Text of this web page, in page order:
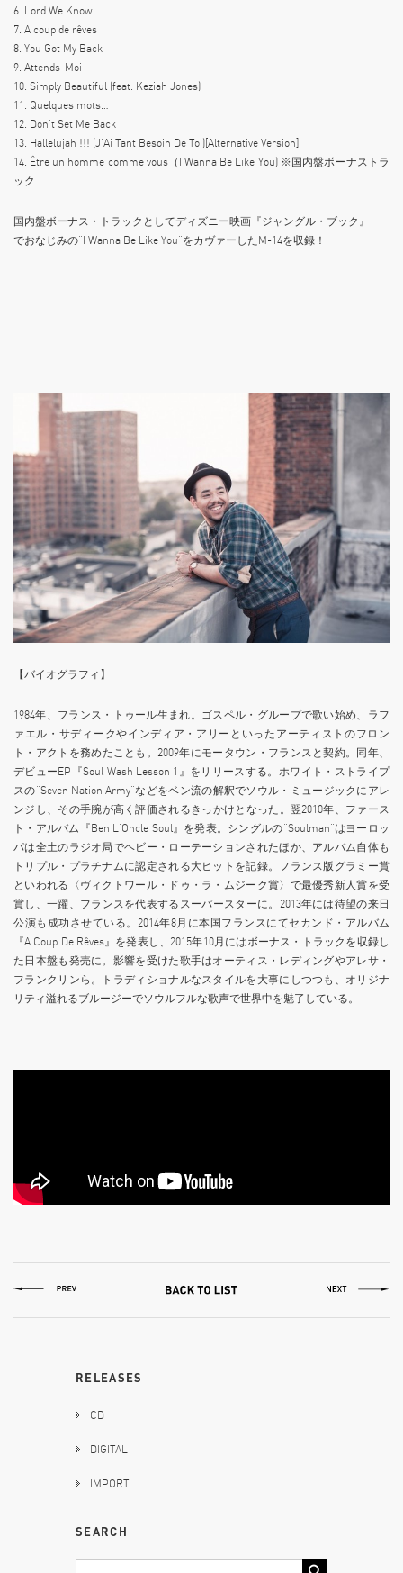
6. Lord We Know
7. A coup de rêves
8. You Got My Back
9. Attends-Moi
10. Simply Beautiful (feat. Keziah Jones)
11. Quelques mots…
12. Don‘t Set Me Back
13. Hallelujah !!! (J’Ai Tant Besoin De Toi)[Alternative Version]
14. Être un homme comme vous（I Wanna Be Like You) ※国内盤ボーナストラ
ック
国内盤ボーナス・トラックとしてディズニー映画『ジャングル・ブック』
でおなじみの“I Wanna Be Like You”をカヴァーしたM-14を収録！
【バイオグラフィ】
1984年、フランス・トゥール生まれ。ゴスペル・グループで歌い始め、ラフ
ァエル・サディークやインディア・アリーといったアーティストのフロン
ト・アクトを務めたことも。2009年にモータウン・フランスと契約。同年、
デビューEP『Soul Wash Lesson 1』をリリースする。ホワイト・ストライプ
スの”Seven Nation Army”などをベン流の解釈でソウル・ミュージックにアレ
ンジし、その手腕が高く評価されるきっかけとなった。翌2010年、ファース
ト・アルバム『Ben L‘Oncle Soul』を発表。シングルの“Soulman”はヨーロッ
パは全土のラジオ局でヘビー・ローテーションされたほか、アルバム自体も
トリプル・プラチナムに認定される大ヒットを記録。フランス版グラミー賞
といわれる〈ヴィクトワール・ドゥ・ラ・ムジーク賞〉で最優秀新人賞を受
賞し、一躍、フランスを代表するスーパースターに。2013年には待望の来日
公演も成功させている。2014年8月に本国フランスにてセカンド・アルバム
『A Coup De Rêves』を発表し、2015年10月にはボーナス・トラックを収録し
た日本盤も発売に。影響を受けた歌手はオーティス・レディングやアレサ・
フランクリンら。トラディショナルなスタイルを大事にしつつも、オリジナ
リティ溢れるブルージーでソウルフルな歌声で世界中を魅了している。
RELEASES
CD
DIGITAL
IMPORT
SEARCH